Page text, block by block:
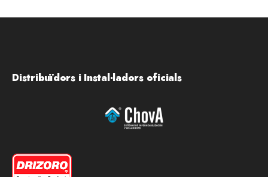
Distribuïdors i Instal·ladors oficials